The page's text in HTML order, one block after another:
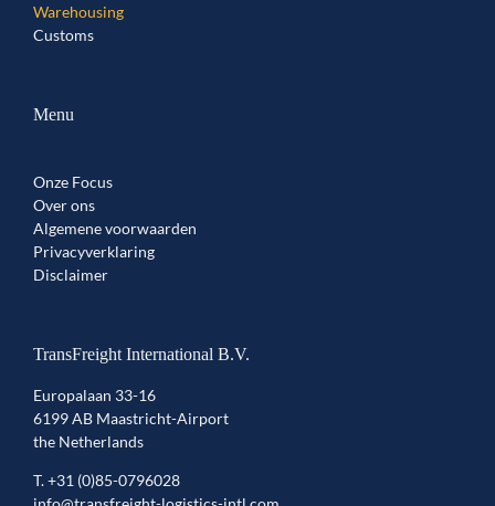
Warehousing
Customs
Menu
Onze Focus
Over ons
Algemene voorwaarden
Privacyverklaring
Disclaimer
TransFreight International B.V.
Europalaan 33-16
6199 AB Maastricht-Airport
the Netherlands
T.+31 (0)85-0796028